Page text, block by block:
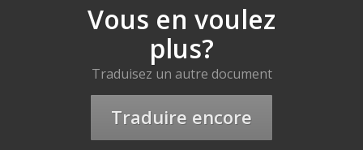
Vous en voulez
plus?
Traduisez un autre document
Traduire encore